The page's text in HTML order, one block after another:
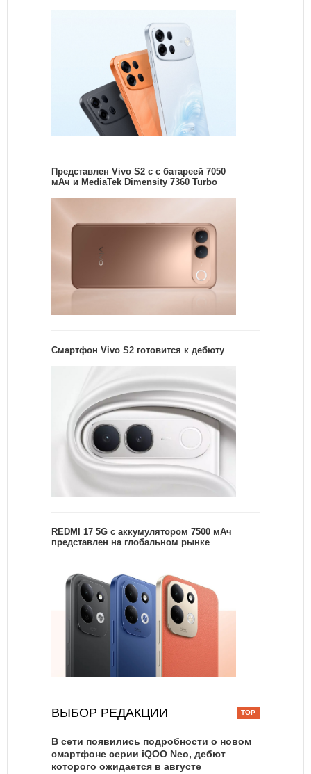
Представлен Vivo S2 с с батареей 7050
мАч и MediaTek Dimensity 7360 Turbo
Смартфон Vivo S2 готовится к дебюту
REDMI 17 5G c аккумулятором 7500 мАч
представлен на глобальном рынке
ВЫБОР РЕДАКЦИИ
В сети появились подробности о новом
смартфоне серии iQOO Neo, дебют
которого ожидается в августе